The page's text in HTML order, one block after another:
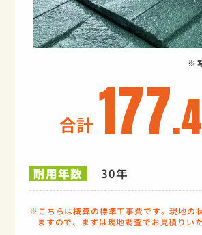
合計 177.4
耐用年数 30年
こちらは概算の標準工事費です。現地の
ますので、まずは現地調査でお見積りいた